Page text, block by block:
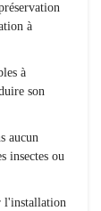
à
à
son
aucun
insectes ou
l'installation